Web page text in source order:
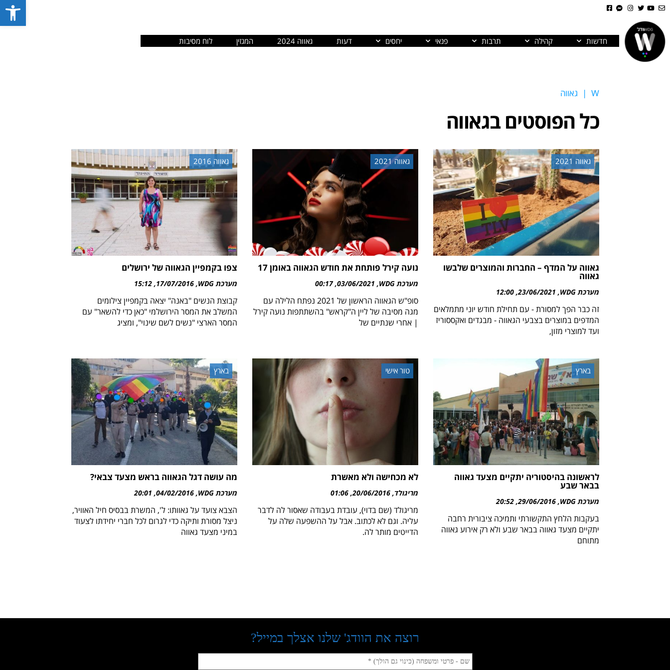
חדשות קהילה תרבות פנאי יחסים דעות גאווה 2024 המגזין לוח מסיבות
W
| גאווה
כל הפוסטים בגאווה
גאווה 2021
גאווה על המדף – החברות והמוצרים שלבשו
גאווה
מערכת WDG 23/06/2021
12:00
זה כבר הפך למסורת - עם תחילת חודש יוני מתמלאים
המדפים במוצרים בצבעי הגאווה - מבגדים ואקססוריז
ועד למוצרי מזון,
גאווה 2021
נועה קירל פותחת את חודש הגאווה באומן 17
מערכת WDG 03/06/2021
00:17
סופ"ש הגאווה הראשון של 2021 נפתח הלילה עם
מגה מסיבה של ליין ה"קראש" בהשתתפות נועה קירל
| אחרי שנתיים של
גאווה 2016
צפו בקמפיין הגאווה של ירושלים
מערכת WDG 17/07/2016
15:12
קבוצת הנשים "באנה" יצאה בקמפיין צילומים
המשלב את המסר הירושלמי "כאן כדי להשאר" עם
המסר הארצי "נשים לשם שינוי", ומציג
בארץ
לראשונה בהיסטוריה יתקיים מצעד גאווה
בבאר שבע
מערכת WDG 29/06/2016
20:52
בעקבות הלחץ התקשורתי ותמיכה ציבורית רחבה
יתקיים מצעד גאווה בבאר שבע ולא רק אירוע גאווה
מתוחם
טור אישי
לא מכחישה ולא מאשרת
מריגולד 20/06/2016
01:06
מריגולד (שם בדוי), עובדת בעבודה שאסור לה לדבר
עליה. וגם לא לכתוב. אבל על ההשפעה שלה על
הדייטים מותר לה.
בארץ
מה עושה דגל הגאווה בראש מצעד צבאי?
מערכת WDG 04/02/2016
20:01
הצבא צועד על גאוותו: ל', המשרת בבסיס חיל האוויר,
ניצל מסורת ותיקה כדי לגרום לכל חברי יחידתו לצעוד
במיני מצעד גאווה